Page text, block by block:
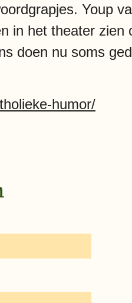
Youp
in het theater
doen nu soms
humor/